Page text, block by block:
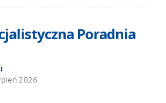
Poradnia
2026